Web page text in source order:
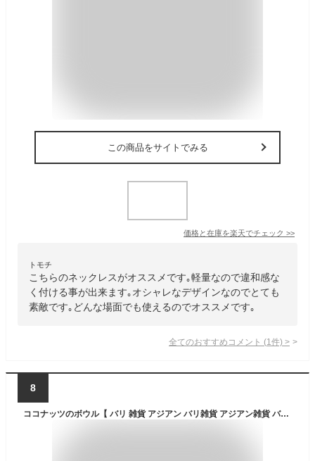
この商品をサイトでみる
価格と在庫を楽天でチェック >>
トモチ
こちらのネックレスがオススメです｡軽量なので違和感な
く付ける事が出来ます｡オシャレなデザインなのでとても
素敵です｡どんな場面でも使えるのでオススメです｡
全てのおすすめコメント (1 件) >
8
ココナッツのボウル【 バリ 雑貨 アジアン バリ雑貨 アジアン雑貨 バリ風 バリ島 南国 インテリア 置物 おしゃれ エステ・スパ用品 業務用 店舗 サロン インテリア雑貨 】